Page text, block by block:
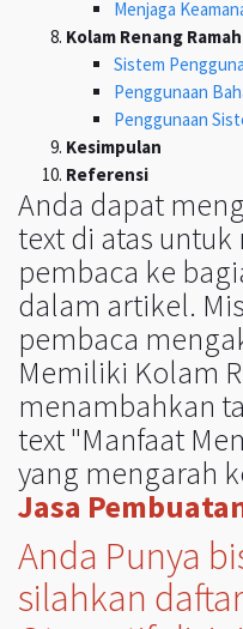
Menjaga
Kolam Renang
Sistem
Penggunaan
Penggunaan
Kesimpulan
Referensi
Anda dapat
text di atas
pembaca ke
dalam artikel.
pembaca
Memiliki Kolam
menambahkan
text "Manfaat
yang mengarah
Jasa
Anda Punya
silahkan